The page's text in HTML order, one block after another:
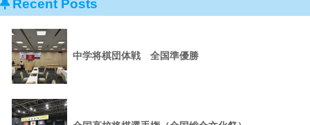
Recent Posts
中学将棋団体戦 全国準優勝